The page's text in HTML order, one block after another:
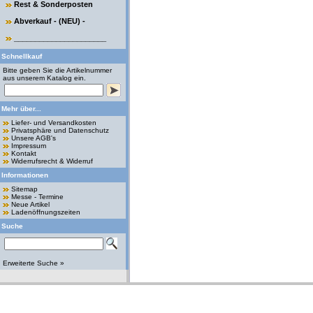
Rest & Sonderposten
Abverkauf - (NEU) -
Schnellkauf
Bitte geben Sie die Artikelnummer
aus unserem Katalog ein.
Mehr über...
Liefer- und Versandkosten
Privatsphäre und Datenschutz
Unsere AGB's
Impressum
Kontakt
Widerrufsrecht & Widerruf
Informationen
Sitemap
Messe - Termine
Neue Artikel
Ladenöffnungszeiten
Suche
Erweiterte Suche »